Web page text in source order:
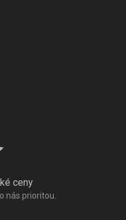
ceny
nás prioritou.